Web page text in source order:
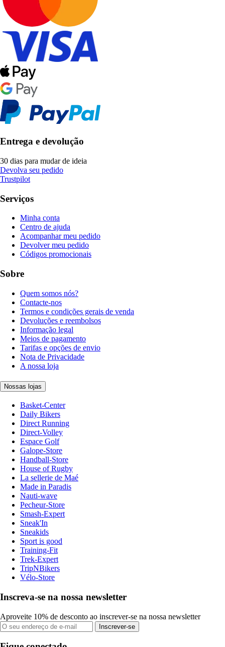
Entrega e devolução
30 dias para mudar de ideia
Devolva seu pedido
Trustpilot
Serviços
Minha conta
Centro de ajuda
Acompanhar meu pedido
Devolver meu pedido
Códigos promocionais
Sobre
Quem somos nós?
Contacte-nos
Termos e condições gerais de venda
Devoluções e reembolsos
Informação legal
Meios de pagamento
Tarifas e opções de envio
Nota de Privacidade
A nossa loja
Nossas lojas
Basket-Center
Daily Bikers
Direct Running
Direct-Volley
Espace Golf
Galope-Store
Handball-Store
House of Rugby
La sellerie de Maé
Made in Paradis
Nauti-wave
Pecheur-Store
Smash-Expert
Sneak'In
Sneakids
Sport is good
Training-Fit
Trek-Expert
TripNBikers
Vélo-Store
Inscreva-se na nossa newsletter
Aproveite 10% de desconto ao inscrever-se na nossa newsletter
Inscrever-se